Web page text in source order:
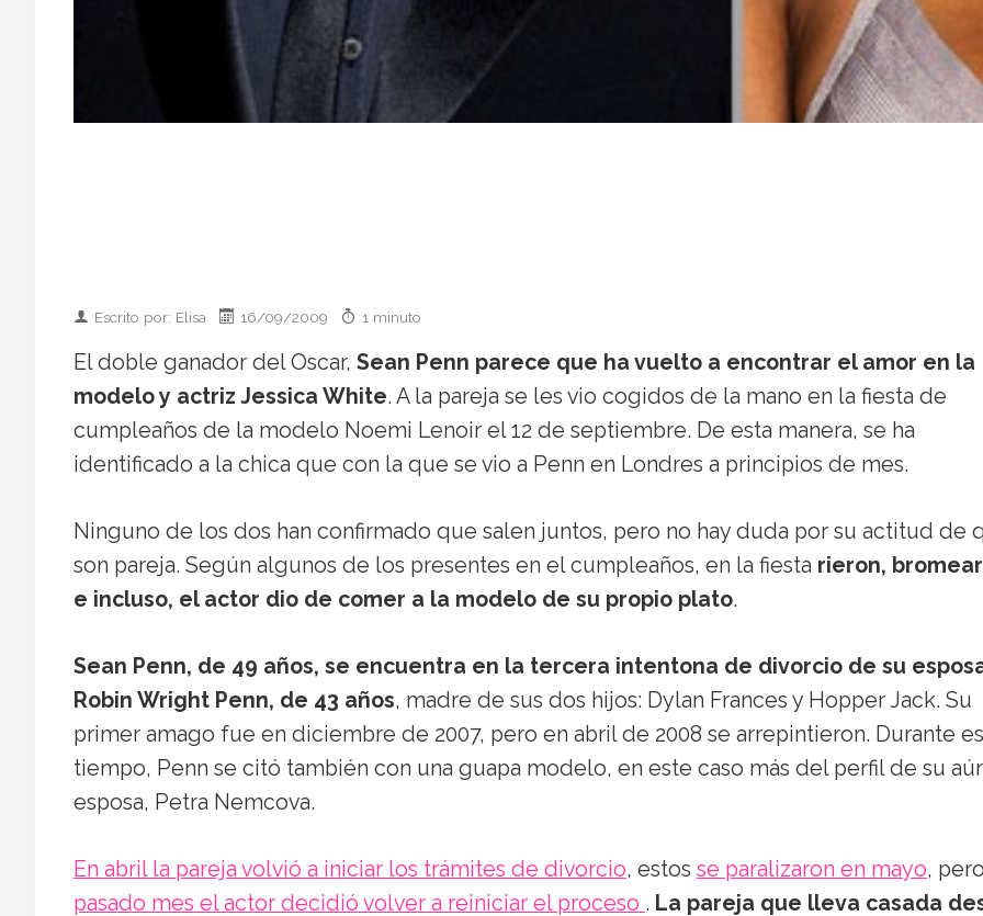
Escrito por: Elisa 16/09/2009 1 minuto
El doble ganador del Oscar, Sean Penn parece que ha vuelto a encontrar el amor en la
modelo y actriz Jessica White. A la pareja se les vio cogidos de la mano en la fiesta de
cumpleaños de la modelo Noemi Lenoir el 12 de septiembre. De esta manera, se ha
identificado a la chica que con la que se vio a Penn en Londres a principios de mes.
Ninguno de los dos han confirmado que salen juntos, pero no hay duda por su actitud de
son pareja. Según algunos de los presentes en el cumpleaños, en la fiesta rieron,
e incluso, el actor dio de comer a la modelo de su propio plato.
Sean Penn, de 49 años, se encuentra en la tercera intentona de divorcio de su
Robin Wright Penn, de 43 años, madre de sus dos hijos: Dylan Frances y Hopper Jack. Su
primer amago fue en diciembre de 2007, pero en abril de 2008 se arrepintieron. Durante
tiempo, Penn se citó también con una guapa modelo, en este caso más del perfil de su
esposa, Petra Nemcova.
En abril la pareja volvió a iniciar los trámites de divorcio, estos se paralizaron en mayo, pero
pasado mes el actor decidió volver a reiniciar el proceso . La pareja que lleva casada